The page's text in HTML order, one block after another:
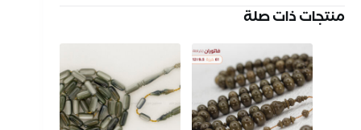
منتجات ذات صلة